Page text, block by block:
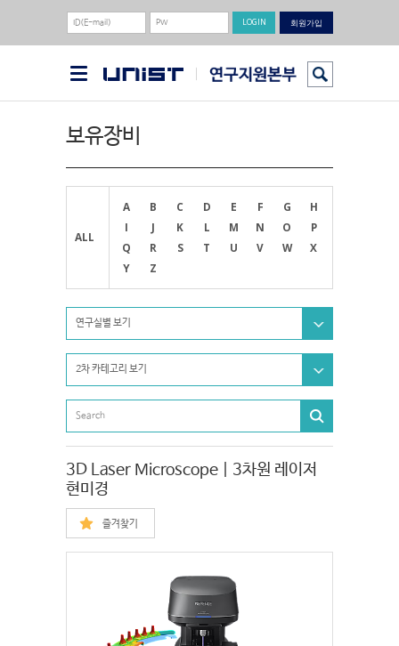
회원가입
보유장비
ALL
A B C D E F G
H
I
J K L M N O
P
Q
R S T U V W
X
Y
Z
연구실별 보기
2차 카테고리 보기
3D Laser Microscope | 3차원 레이저
현미경
즐겨찾기